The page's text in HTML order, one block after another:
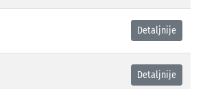
Detaljnije
Detaljnije